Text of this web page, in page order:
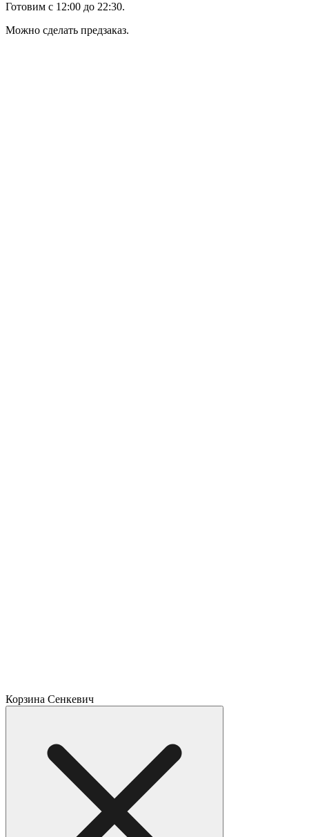
Готовим с 12:00 до 22:30.
Можно сделать предзаказ.
Корзина Сенкевич